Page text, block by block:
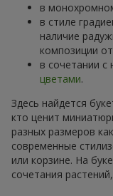
в
в стиле
наличие
композиции
в сочетании
цветами.
Здесь найдется
кто ценит
разных размеров
современные
или корзине. На
сочетания